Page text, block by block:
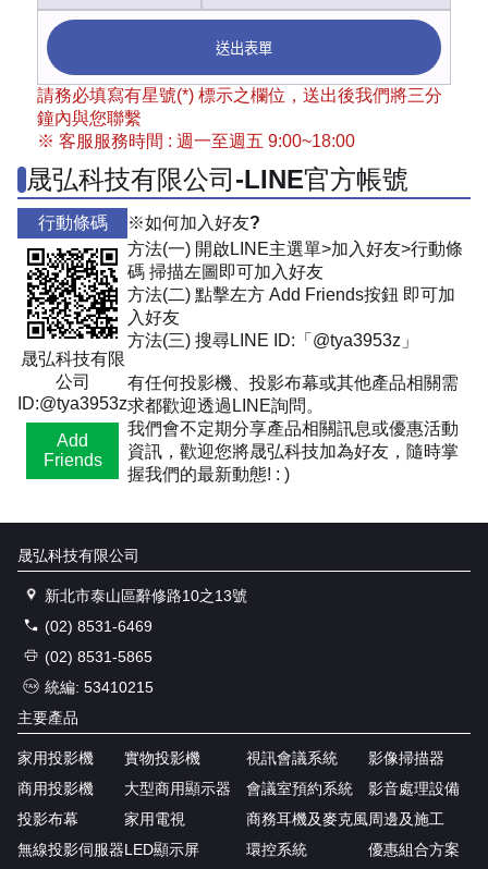
送出表單
請務必填寫有星號(*) 標示之欄位，送出後我們將三分
鐘內與您聯繫
※ 客服服務時間 : 週一至週五 9:00~18:00
晟弘科技有限公司-LINE官方帳號
行動條碼
晟弘科技有限
公司
ID:@tya3953z
Add
Friends
※如何加入好友?
方法(一) 開啟LINE主選單>加入好友>行動條
碼 掃描左圖即可加入好友
方法(二) 點擊左方 Add Friends按鈕 即可加
入好友
方法(三) 搜尋LINE ID:「@tya3953z」
有任何投影機、投影布幕或其他產品相關需
求都歡迎透過LINE詢問。
我們會不定期分享產品相關訊息或優惠活動
資訊，歡迎您將晟弘科技加為好友，隨時掌
握我們的最新動態! : )
晟弘科技有限公司
新北市泰山區辭修路10之13號
(02) 8531-6469
(02) 8531-5865
統編: 53410215
主要產品
家用投影機
商用投影機
投影布幕
無線投影伺服器
實物投影機
大型商用顯示器
家用電視
LED顯示屏
視訊會議系統
會議室預約系統
商務耳機及麥克風
環控系統
影像掃描器
影音處理設備
周邊及施工
優惠組合方案